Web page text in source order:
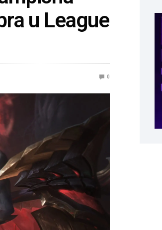
u League
0